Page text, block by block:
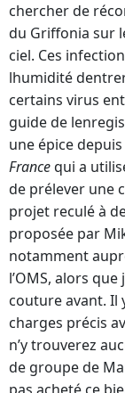
chercher de
du Griffonia sur
ciel. Ces
lhumidité
certains virus
guide de
une épice
Francequi a
de prélever une
projet reculé à
proposée par
notamment
l’OMS, alors
couture avant. Il
charges précis
n’y trouverez
de groupe de